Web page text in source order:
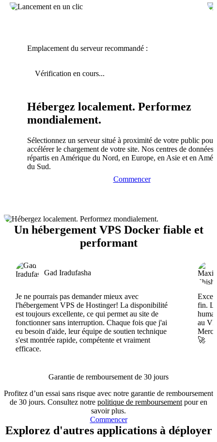
Emplacement du serveur recommandé :
Vérification en cours...
Hébergez localement. Performez
mondialement.
Sélectionnez un serveur situé à proximité de votre public pour
accélérer le chargement de votre site. Nos centres de données
répartis en Amérique du Nord, en Europe, en Asie et en
du Sud.
Commencer
Un hébergement VPS Docker fiable et
performant
Gad Iradufasha
Je ne pourrais pas demander mieux avec
l'hébergement VPS de Hostinger! La disponibilité
est toujours excellente, ce qui permet au site de
fonctionner sans interruption. Chaque fois que j'ai
eu besoin d'aide, leur équipe de soutien technique
s'est montrée rapide, compétente et vraiment
efficace.
fin.
au
Merci
🚀
Garantie de remboursement de 30 jours
Profitez d’un essai sans risque avec notre garantie de remboursement
de 30 jours. Consultez notre politique de remboursement pour en
savoir plus.
Commencer
Explorez d'autres applications à déployer